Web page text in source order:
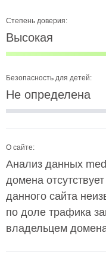
Степень доверия:
Высокая
Безопасность для детей:
Не определена
О сайте:
Анализ данных
домена
данного сайта
по доле трафика
владельцем